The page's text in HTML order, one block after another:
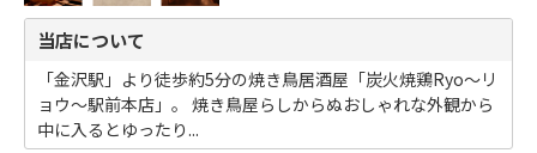
当店について
「金沢駅」より徒歩約5分の焼き鳥居酒屋「炭火焼鶏Ryo～リ
ョウ～駅前本店」。 焼き鳥屋らしからぬおしゃれな外観から
中に入るとゆったり...